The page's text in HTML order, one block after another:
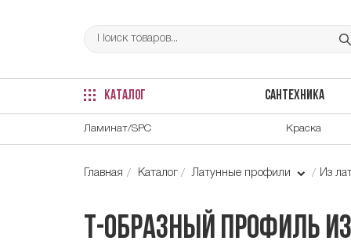
КАТАЛОГ САНТЕХНИКА
Ламинат/SPC Краска
Главная Каталог Латунные профили Из
Т-образный профиль